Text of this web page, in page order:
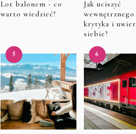
Lot balonem - co
warto wiedzieć?
Jak uciszyć
wewnętrznego
krytyka i
siebie?